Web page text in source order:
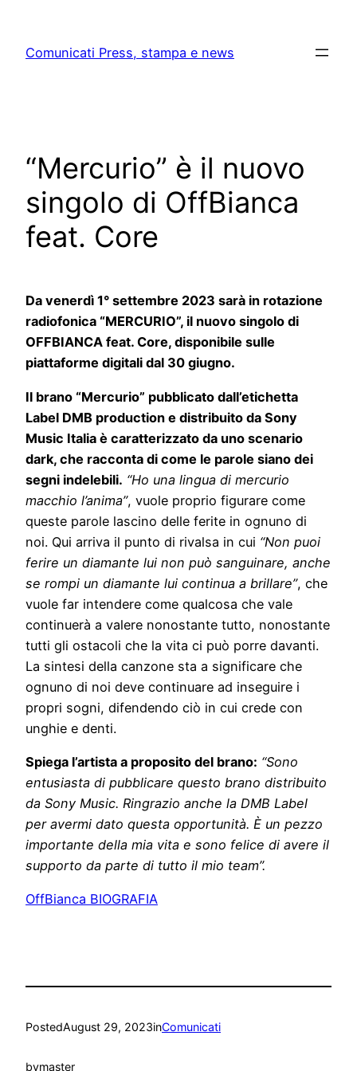
content
Comunicati Press, stampa e news
“Mercurio” è il nuovo
singolo di OffBianca
feat. Core
Da venerdì 1° settembre 2023 sarà in rotazione
radiofonica “MERCURIO”, il nuovo singolo di
OFFBIANCA feat. Core, disponibile sulle
piattaforme digitali dal 30 giugno.
Il brano “Mercurio” pubblicato dall’etichetta
Label DMB production e distribuito da Sony
Music Italia è caratterizzato da uno scenario
dark, che racconta di come le parole siano dei
segni indelebili. “Ho una lingua di mercurio
macchio l’anima”, vuole proprio figurare come
queste parole lascino delle ferite in ognuno di
noi. Qui arriva il punto di rivalsa in cui “Non puoi
ferire un diamante lui non può sanguinare, anche
se rompi un diamante lui continua a brillare”, che
vuole far intendere come qualcosa che vale
continuerà a valere nonostante tutto, nonostante
tutti gli ostacoli che la vita ci può porre davanti.
La sintesi della canzone sta a significare che
ognuno di noi deve continuare ad inseguire i
propri sogni, difendendo ciò in cui crede con
unghie e denti.
Spiega l’artista a proposito del brano: “Sono
entusiasta di pubblicare questo brano distribuito
da Sony Music. Ringrazio anche la DMB Label
per avermi dato questa opportunità. È un pezzo
importante della mia vita e sono felice di avere il
supporto da parte di tutto il mio team”.
OffBianca BIOGRAFIA
PostedAugust 29, 2023inComunicati
bymaster